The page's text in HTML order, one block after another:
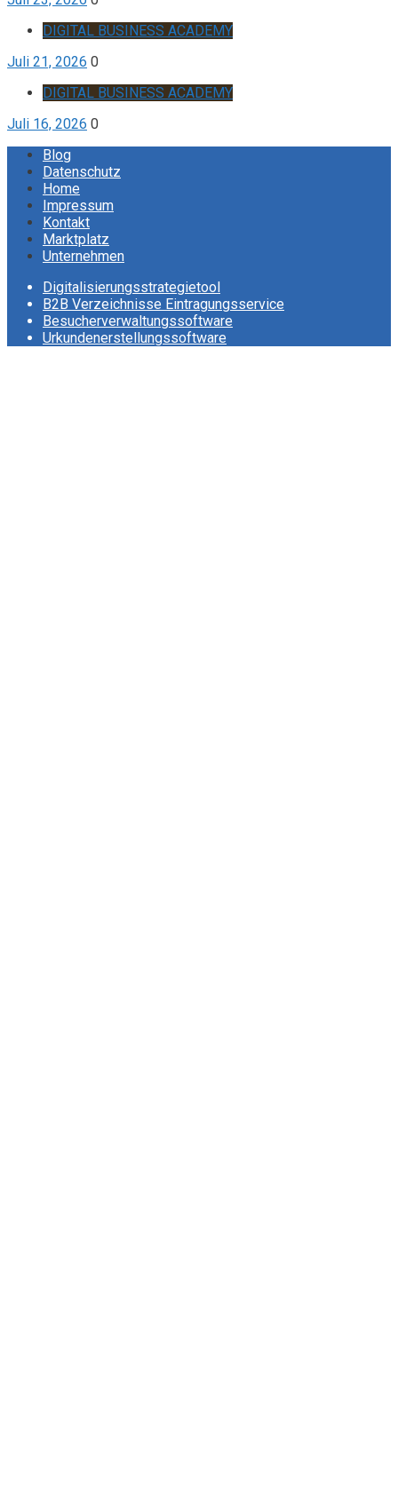
DIGITAL BUSINESS ACADEMY
Juli 21, 2026 0
DIGITAL BUSINESS ACADEMY
Juli 16, 2026 0
Blog
Datenschutz
Home
Impressum
Kontakt
Marktplatz
Unternehmen
Digitalisierungsstrategietool
B2B Verzeichnisse Eintragungsservice
Besucherverwaltungssoftware
Urkundenerstellungssoftware